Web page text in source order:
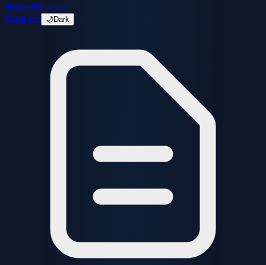
HomeProduct
Contact
🌙Dark